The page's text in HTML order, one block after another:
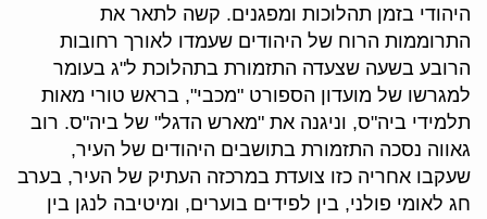
היהודי בזמן תהלוכות ומפגנים. קשה לתאר את
התרוממות הרוח של היהודים שעמדו לאורך רחובות
הרובע בשעה שצעדה התזמורת בתהלוכת ל"ג בעומר
למגרשו של מועדון הספורט "מכבי", בראש טורי מאות
תלמידי ביה"ס, וניגנה את "מארש הדגל" של ביה"ס. רוב
גאווה נסכה התזמורת בתושבים היהודים של העיר,
שעקבו אחריה כזו צועדת במרכזה העתיק של העיר, בערב
חג לאומי פולני, בין לפידים בוערים, ומיטיבה לנגן בין